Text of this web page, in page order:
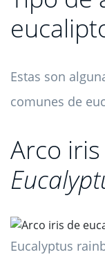
Estas son
comunes de
Arco
Eucalyptus